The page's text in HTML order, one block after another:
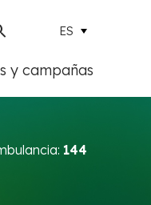
ES
y campañas
144